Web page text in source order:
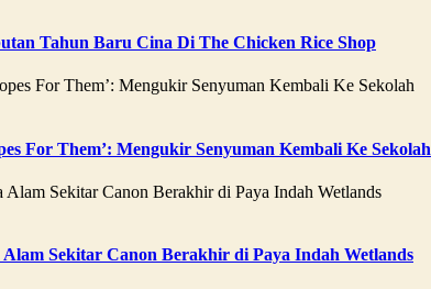
Tahun Baru Cina Di The Chicken Rice Shop
For Them’: Mengukir Senyuman Kembali Ke Sekolah
Alam Sekitar Canon Berakhir di Paya Indah Wetlands